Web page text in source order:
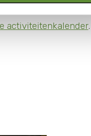
activiteitenkalender.